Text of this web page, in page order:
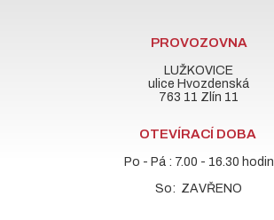
PROVOZOVNA
LUŽKOVICE
ulice Hvozdenská
763 11 Zlín 11
OTEVÍRACÍ DOBA
Po - Pá : 7.00 - 16.30 hodin
So: ZAVŘENO